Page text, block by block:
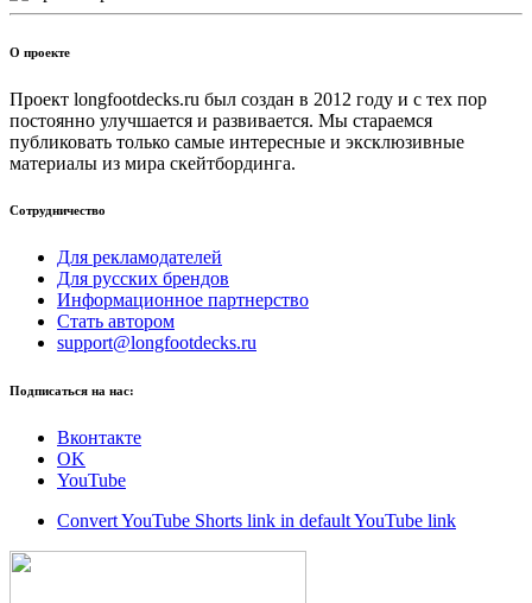
О проекте
Проект longfootdecks.ru был создан в 2012 году и с тех пор
постоянно улучшается и развивается. Мы стараемся
публиковать только самые интересные и эксклюзивные
материалы из мира скейтбординга.
Сотрудничество
Для рекламодателей
Для русских брендов
Информационное партнерство
Стать автором
support@longfootdecks.ru
Подписаться на нас:
Вконтакте
OK
YouTube
Convert YouTube Shorts link in default YouTube link